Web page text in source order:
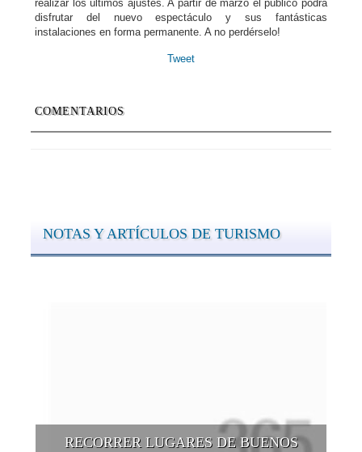
realizar los últimos ajustes. A partir de marzo el público podrá
disfrutar del nuevo espectáculo y sus fantásticas
instalaciones en forma permanente. A no perdérselo!
Tweet
COMENTARIOS
NOTAS Y ARTÍCULOS DE TURISMO
RECORRER LUGARES DE BUENOS